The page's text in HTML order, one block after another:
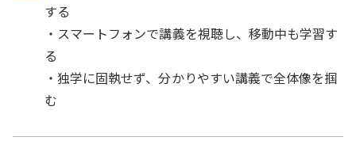
する
・スマートフォンで講義を視聴し、移動中も学習す
る
・独学に固執せず、分かりやすい講義で全体像を掴
む